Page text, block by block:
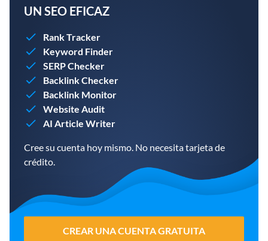
UN SEO EFICAZ
Rank Tracker
Keyword Finder
SERP Checker
Backlink Checker
Backlink Monitor
Website Audit
AI Article Writer
Cree su cuenta hoy mismo. No necesita tarjeta de
crédito.
CREAR UNA CUENTA GRATUITA